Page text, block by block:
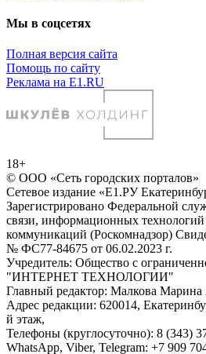
Мы в соцсетях
Полная версия сайта
Помощь по сайту
Реклама на E1.RU
18+
© ООО «Сеть городских порталов»
Сетевое издание «Е1.РУ
Зарегистрировано Федеральной
связи, информационных
коммуникаций (Роскомнадзор)
№ ФС77-84675 от 06.02.2023 г.
Учредитель: Общество с
"ИНТЕРНЕТ ТЕХНОЛОГИИ"
Главный редактор: Малкова Марина
Адрес редакции: 620014,
й этаж,
Телефоны (круглосуточно): 8 (343)
WhatsApp, Viber, Telegram: +7 909